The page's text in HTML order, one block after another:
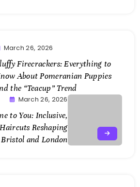
March 26, 2026
Firecrackers: Everything to
About Pomeranian Puppies
the “Teacup” Trend
March 26, 2026
to You: Inclusive,
Reshaping
Bristol and London